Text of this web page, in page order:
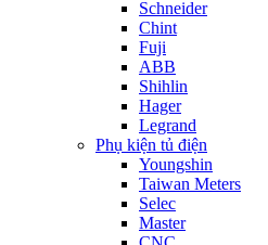
Schneider
Chint
Fuji
ABB
Shihlin
Hager
Legrand
Phụ kiện tủ điện
Youngshin
Taiwan Meters
Selec
Master